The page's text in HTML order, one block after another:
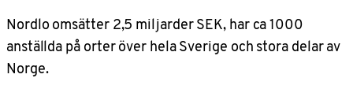
Nordlo omsätter 2,5 miljarder SEK, har ca 1000
anställda på orter över hela Sverige och stora delar av
Norge.